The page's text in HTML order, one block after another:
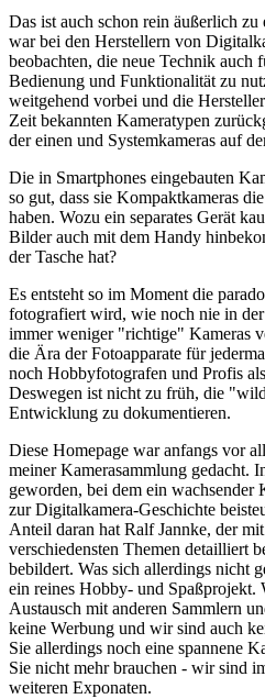
Das ist auch schon rein äußerlich zu
war bei den Herstellern von
beobachten, die neue Technik auch
Bedienung und Funktionalität zu
weitgehend vorbei und die
Zeit bekannten Kameratypen
der einen und Systemkameras auf
Die in Smartphones eingebauten
so gut, dass sie Kompaktkameras
haben. Wozu ein separates Gerät
Bilder auch mit dem Handy
der Tasche hat?
Es entsteht so im Moment die
fotografiert wird, wie noch nie in
immer weniger "richtige" Kameras
die Ära der Fotoapparate für
noch Hobbyfotografen und Profis
Deswegen ist nicht zu früh, die
Entwicklung zu dokumentieren.
Diese Homepage war anfangs vor
meiner Kamerasammlung gedacht.
geworden, bei dem ein
zur Digitalkamera-Geschichte
Anteil daran hat Ralf Jannke, der
verschiedensten Themen detailliert
bebildert. Was sich allerdings nicht
ein reines Hobby- und Spaßprojekt.
Austausch mit anderen Sammlern
keine Werbung und wir sind auch
Sie allerdings noch eine spannene
Sie nicht mehr brauchen - wir sind
weiteren Exponaten.